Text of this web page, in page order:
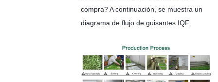
compra? A continuación, se muestra un
diagrama de flujo de guisantes IQF.